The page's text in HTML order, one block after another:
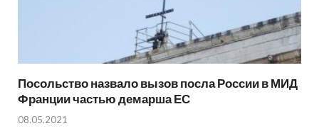
Посольство назвало вызов посла России в МИД
Франции частью демарша ЕС
08.05.2021